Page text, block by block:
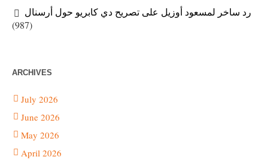
رد ساخر لمسعود أوزيل على تصريح دي كابريو حول أرسنال
(987)
ARCHIVES
July 2026
June 2026
May 2026
April 2026